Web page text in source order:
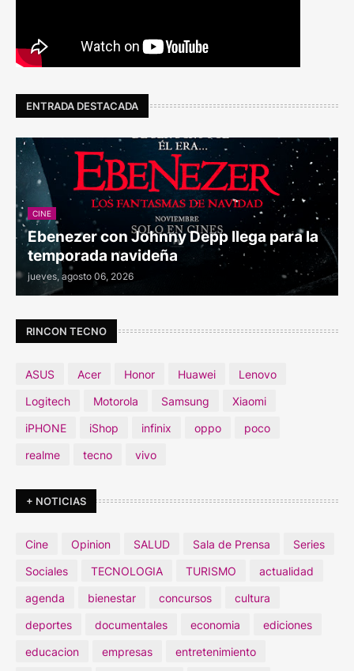
ENTRADA DESTACADA
CINE
Ebenezer con Johnny Depp llega para la
temporada navideña
jueves, agosto 06, 2026
RINCON TECNO
ASUS Acer Honor Huawei
Lenovo
Logitech
Motorola Samsung
Xiaomi
iPHONE
iShop infinix oppo
poco
realme
tecno vivo
+ NOTICIAS
Cine Opinion SALUD Sala de Prensa
Series
Sociales
TECNOLOGIA TURISMO
actualidad
agenda
bienestar concursos
cultura
deportes
documentales economia
ediciones
educacion
empresas
entretenimiento